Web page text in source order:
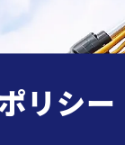
リシー